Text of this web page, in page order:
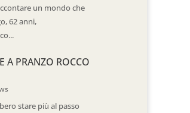
un mondo che
62 anni,
A PRANZO ROCCO
stare più al passo